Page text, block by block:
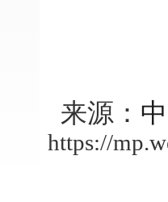
来源：
https://